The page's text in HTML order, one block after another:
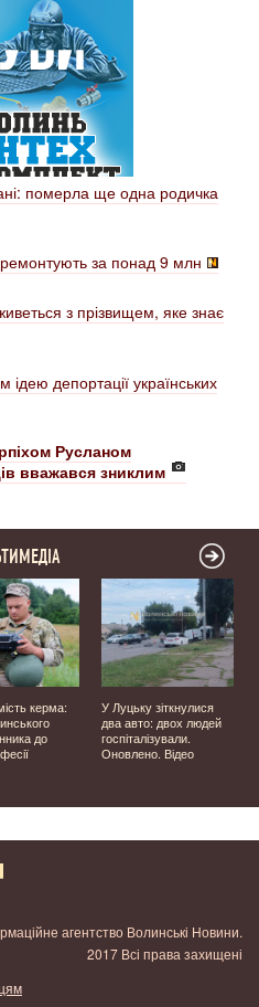
померла ще одна родичка
за понад 9 млн
з прізвищем, яке знає
депортації українських
Русланом
вважався зниклим
керма:
до
У Луцьку зіткнулися
два авто: двох людей
госпіталізували.
Оновлено. Відео
агентство Волинські Новини.
2017 Всі права захищені